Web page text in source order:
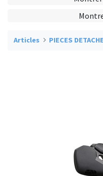
Articles PIECES